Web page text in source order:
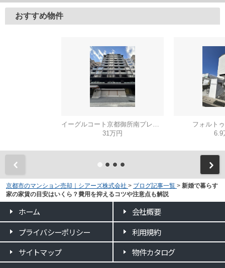
おすすめ物件
イーグルコート京都御所南プレミアム迎賓館
31万円
フォルト
6.9
京都市のマンション売却｜シアーズ株式会社 > ブログ記事一覧 > 新婚で暮らす
家の家賃の目安はいくら？費用を抑えるコツや注意点も解説
ホーム
会社概要
プライバシーポリシー
利用規約
サイトマップ
物件カタログ